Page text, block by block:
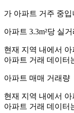
가 아파트 거주 중입
아파트 3.3m²당 실
현재 지역 내에서
아파트 거래 데이터
아파트 매매 거래량
현재 지역 내에서
아파트 거래 데이터